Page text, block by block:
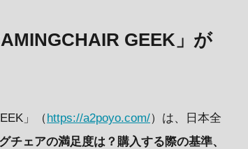
GEEK」が
」（https://a2poyo.com/）は、日本全
チェアの満足度は？購入する際の基準、